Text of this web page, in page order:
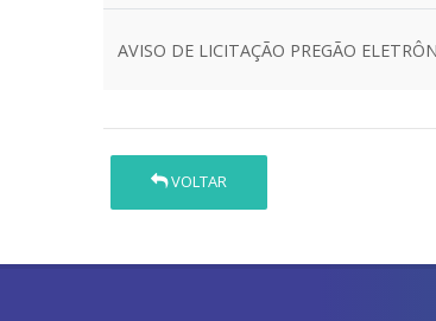
AVISO DE LICITAÇÃO PREGÃO
VOLTAR